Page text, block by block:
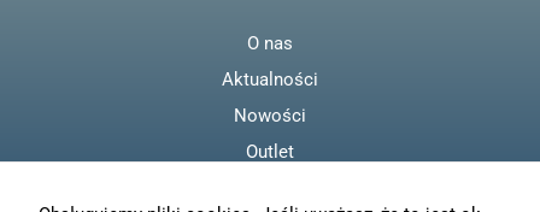
O nas
Aktualności
Nowości
Outlet